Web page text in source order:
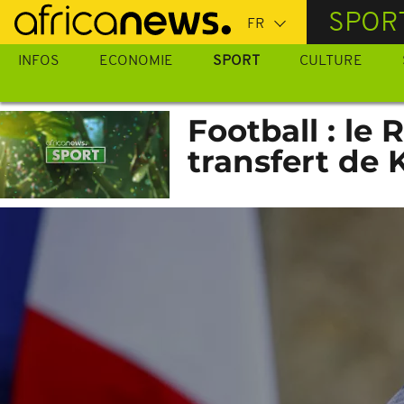
Passer
au
contenu
INFOS ECONOMIE SPORT CULTURE
Football : le
transfert de